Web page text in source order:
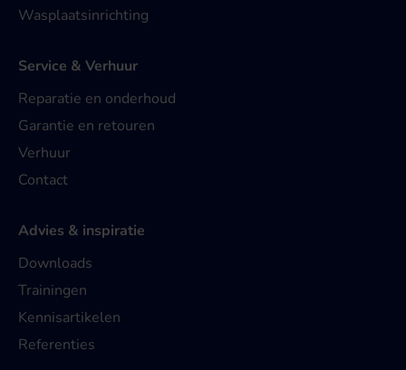
Wasplaatsinrichting
Service & Verhuur
Reparatie en onderhoud
Garantie en retouren
Verhuur
Contact
Advies & inspiratie
Downloads
Trainingen
Kennisartikelen
Referenties